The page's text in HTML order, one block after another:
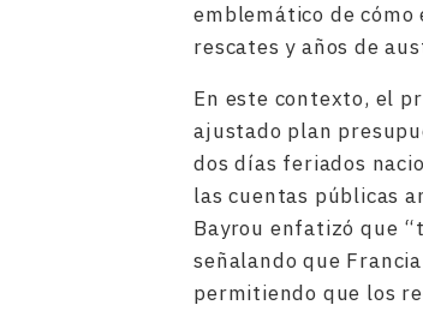
emblemático de
rescates y años de
En este contexto, el
ajustado plan
dos días feriados
las cuentas públicas
Bayrou enfatizó que
señalando que
permitiendo que los